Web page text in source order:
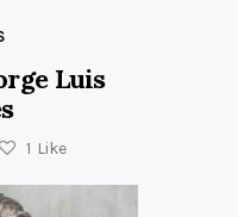
Luis
1 Like